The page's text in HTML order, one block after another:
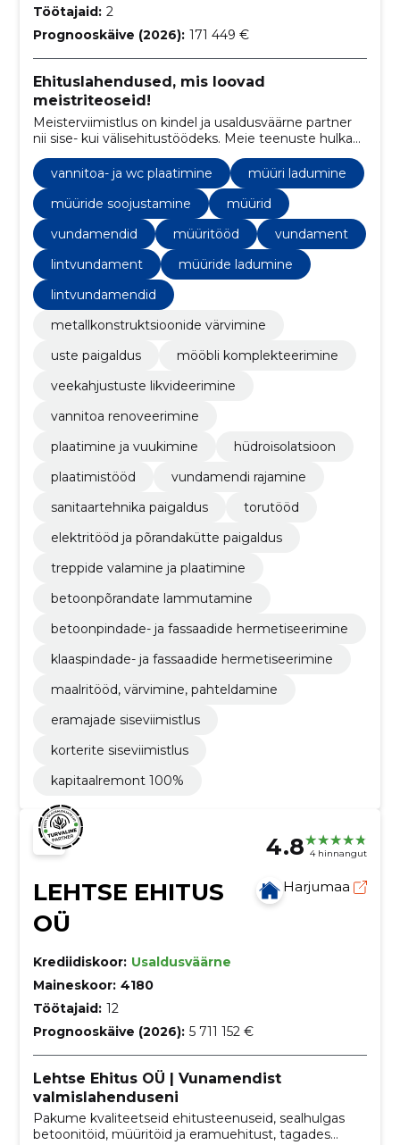
Töötajaid: 2
Prognooskäive (2026): 171 449 €
Ehituslahendused, mis loovad
meistriteoseid!
Meisterviimistlus on kindel ja usaldusväärne partner
nii sise- kui välisehitustöödeks. Meie teenuste hulka
siseviimistlustööd ja parketipaigaldus. Meie
professionaalne tiim tagab tipptasemel töö ja
klientide rahulolu.
vannitoa- ja wc plaatimine
müüri ladumine
müüride soojustamine
müürid
vundamendid
müüritööd
vundament
lintvundament
müüride ladumine
lintvundamendid
metallkonstruktsioonide värvimine
uste paigaldus
mööbli komplekteerimine
veekahjustuste likvideerimine
vannitoa renoveerimine
plaatimine ja vuukimine
hüdroisolatsioon
plaatimistööd
vundamendi rajamine
sanitaartehnika paigaldus
torutööd
elektritööd ja põrandakütte paigaldus
treppide valamine ja plaatimine
betoonpõrandate lammutamine
betoonpindade- ja fassaadide hermetiseerimine
klaaspindade- ja fassaadide hermetiseerimine
maalritööd, värvimine, pahteldamine
eramajade siseviimistlus
korterite siseviimistlus
kapitaalremont 100%
4.8 4 hinnangut
LEHTSE EHITUS
OÜ
Harjumaa
Krediidiskoor: Usaldusväärne
Maineskoor: 4180
Töötajaid: 12
Prognooskäive (2026): 5 711 152 €
Lehtse Ehitus OÜ | Vunamendist
valmislahenduseni
Pakume kvaliteetseid ehitusteenuseid, sealhulgas
betoonitöid, müüritöid ja eramuehitust, tagades